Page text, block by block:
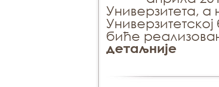
Универзитета,
биће
детаљније